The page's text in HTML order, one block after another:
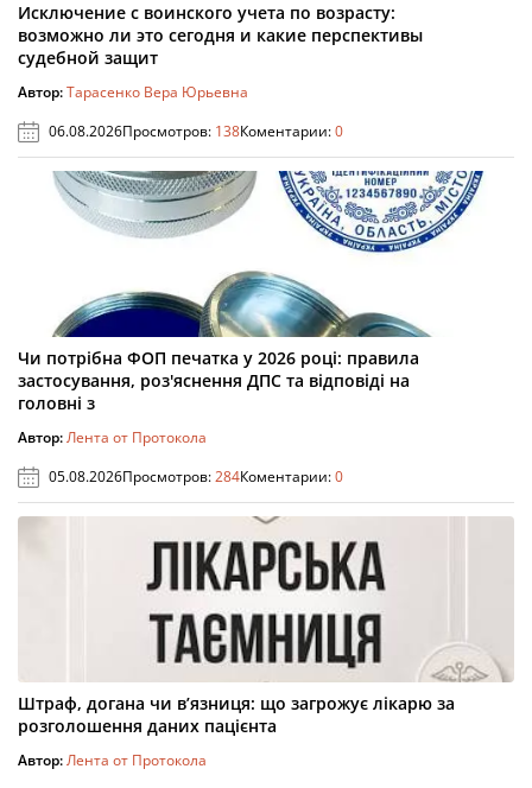
Исключение с воинского учета по возрасту:
возможно ли это сегодня и какие перспективы
судебной защит
Автор:Тарасенко Вера Юрьевна
06.08.2026Просмотров: 138Коментарии:0
Чи потрібна ФОП печатка у 2026 році: правила
застосування, роз'яснення ДПС та відповіді на
головні з
Автор:Лента от Протокола
05.08.2026Просмотров:284Коментарии:0
Штраф, догана чи в’язниця: що загрожує лікарю за
розголошення даних пацієнта
Автор:Лента от Протокола